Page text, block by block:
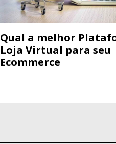
Qual a melhor
Loja Virtual para seu
Ecommerce